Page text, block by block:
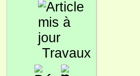
Travaux